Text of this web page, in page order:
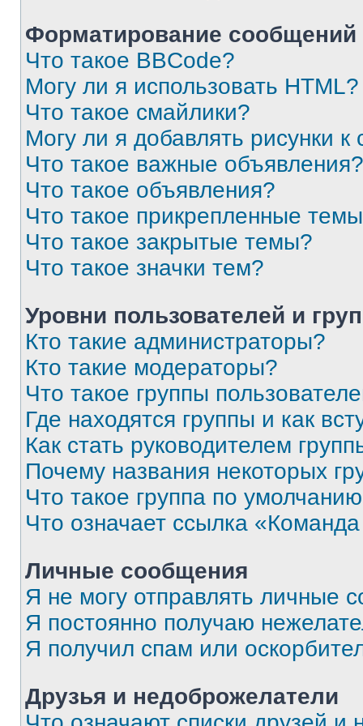
Форматирование
Что такое BBCode?
Могу ли я использовать HTML?
Что такое смайлики?
Могу ли я добавлять рисунки
Что такое важные объявления?
Что такое объявления?
Что такое прикрепленные
Что такое закрытые темы?
Что такое значки тем?
Уровни пользователей и
Кто такие администраторы?
Кто такие модераторы?
Что такое группы
Где находятся группы и как
Как стать руководителем
Почему названия некоторых
Что такое группа по
Что означает ссылка
Личные сообщения
Я не могу отправлять личные
Я постоянно получаю
Я получил спам или
Друзья и недоброжелатели